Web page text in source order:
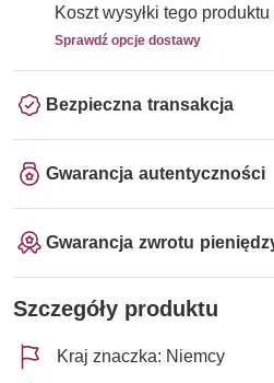
Koszt wysyłki tego
Sprawdź opcje dostawy
Bezpieczna transakcja
Gwarancja autentyczności
Gwarancja zwrotu
Szczegóły produktu
Kraj znaczka: Niemcy